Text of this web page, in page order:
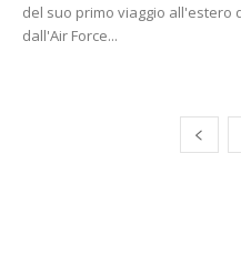
del suo primo viaggio all'estero
dall'Air Force...